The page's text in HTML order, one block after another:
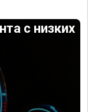
с низких